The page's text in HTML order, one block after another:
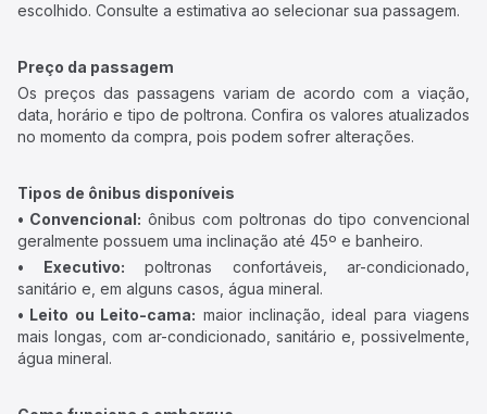
escolhido. Consulte a estimativa ao selecionar sua passagem.
Preço da passagem
Os preços das passagens variam de acordo com a viação,
data, horário e tipo de poltrona. Confira os valores atualizados
no momento da compra, pois podem sofrer alterações.
Tipos de ônibus disponíveis
• Convencional: ônibus com poltronas do tipo convencional
geralmente possuem uma inclinação até 45º e banheiro.
• Executivo: poltronas confortáveis, ar-condicionado,
sanitário e, em alguns casos, água mineral.
• Leito ou Leito-cama: maior inclinação, ideal para viagens
mais longas, com ar-condicionado, sanitário e, possivelmente,
água mineral.